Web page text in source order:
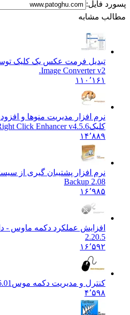
پسورد فایل:
مطالب مشابه
تبدیل فرمت عکس یک کلیک
Image Converter v2.
۱۱۰٬۱۶۱
نرم افزار مدیریت منوها و
کلیکClick Enhancer v4.5.6
۱۴٬۸۸۹
نرم افزار پشتیبان گیری از
Backup 2.08
۱۶٬۹۸۵
افزایش عملکرد دکمه ماوس -
2.20.5
۱۶٬۵۹۲
کنترل و مدیریت دکمه موس
۴٬۵۹۸